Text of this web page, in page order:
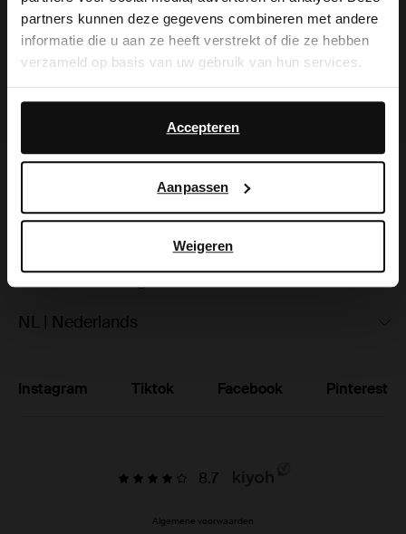
partners kunnen deze gegevens combineren met andere
informatie die u aan ze heeft verstrekt of die ze hebben
verzameld op basis van uw gebruik van hun services.
Daarnaast werken wij samen met Google voor
advertentie- en meetdoeleinden. Meer informatie over
hoe Google uw persoonsgegevens gebruikt, vindt u op
Accepteren
Aanpassen
Weigeren
Over Sacha
Klantenservice
Ruilen & retourneren
Studentenkorting
NL | Nederlands
Instagram Tiktok Facebook Pinterest
8.7
Algemene voorwaarden
It looks like your language isn't Dutch. Would
you like to switch to English?
Yes, switch to
English
No, stay in Dutch